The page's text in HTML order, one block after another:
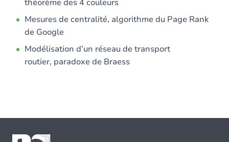
théorème des 4 couleurs
Mesures de centralité, algorithme du Page Rank
de Google
Modélisation d’un réseau de transport
routier, paradoxe de Braess